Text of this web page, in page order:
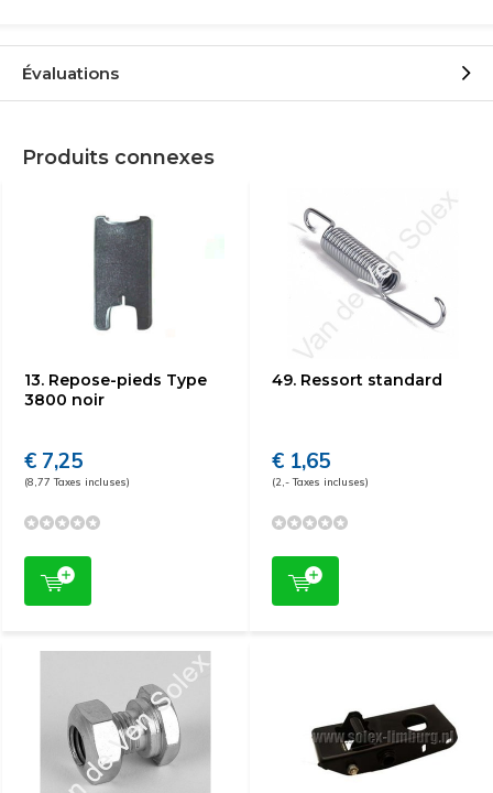
Évaluations
Produits connexes
13. Repose-pieds Type
3800 noir
€ 7,25
(8,77 Taxes incluses)
49. Ressort standard
€ 1,65
(2,- Taxes incluses)